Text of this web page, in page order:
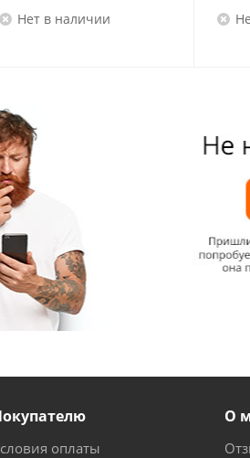
Нет в наличии
оплаты
О